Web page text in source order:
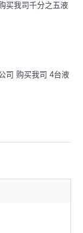
买我司千分之五液
司 购买我司 4台液